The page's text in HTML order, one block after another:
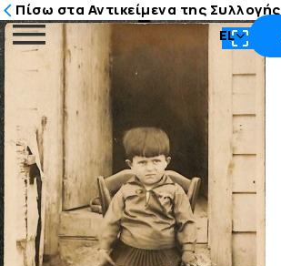
Μετάβαση
περιεχόμενο
EL
Πίσω στα Αντικείμενα της Συλλογής